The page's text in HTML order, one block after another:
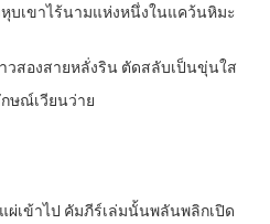
บเขาไร้นามแห่งหนึ่งในแคว้นหิมะ
วสองสายหลั่งริน ตัดสลับเป็นขุ่นใส
ษณ์เวียนว่าย
เข้าไป คัมภีร์เล่มนั้นพลันพลิกเปิด